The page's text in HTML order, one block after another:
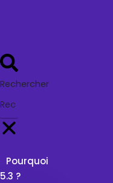
Rechercher
Pourquoi
5.3 ?